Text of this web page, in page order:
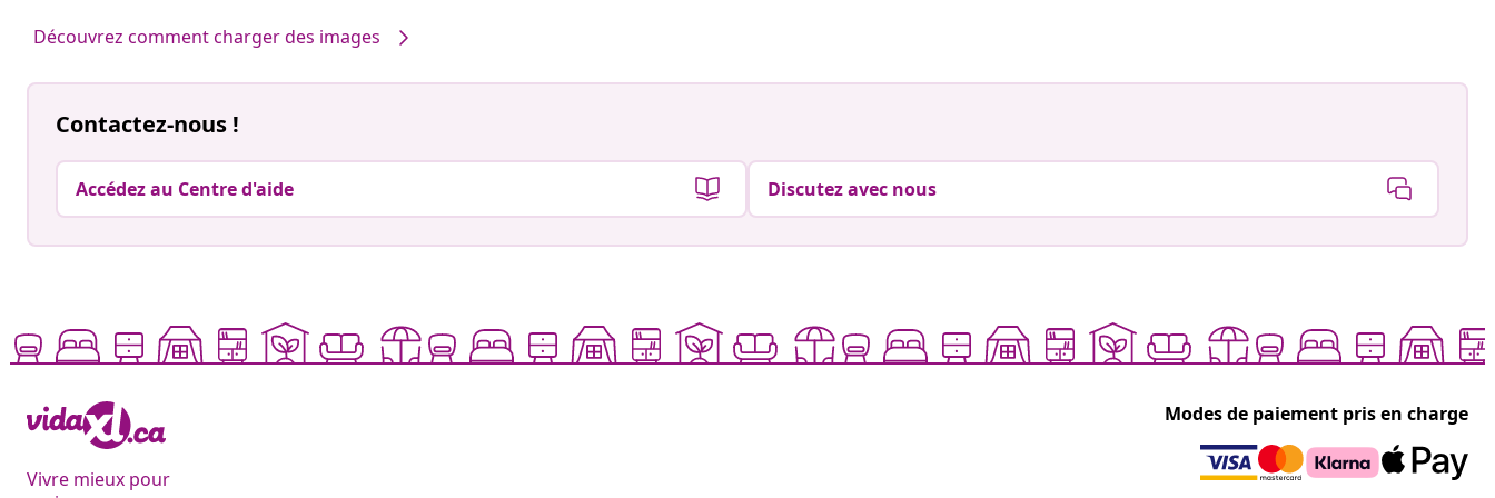
Découvrez comment charger des images
Contactez-nous !
Accédez au Centre d'aide Discutez avec nous
Vivre mieux pour
Modes de paiement pris en charge